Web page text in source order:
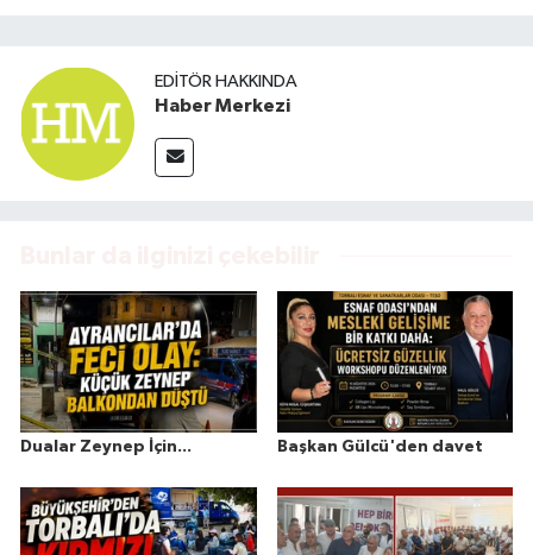
EDITÖR HAKKINDA
Haber Merkezi
Dualar Zeynep İçin... Başkan Gülcü'den davet